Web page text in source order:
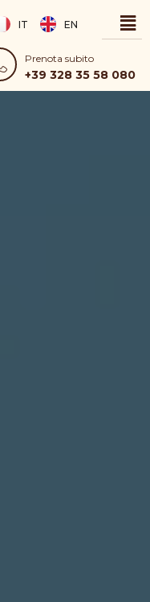
IT EN
Prenota subito
+39 328 35 58 080